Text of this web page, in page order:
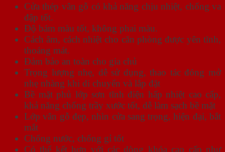
Cửa thép vân gỗ có khả năng chịu nhiệt, chống va
đập tốt.
Độ bám màu tốt, không phai màu.
Cách âm, cách nhiệt cho căn phòng được yên tĩnh,
thoáng mát.
Đảm bảo an toàn cho gia chủ
Trọng lượng nhẹ, dễ sử dụng, thao tác đóng mở
nhẹ nhàng khi di chuyển và lắp đặt
Bề mặt phủ lớp sơn tĩnh điện hấp nhiệt cao cấp,
khả năng chống trầy xước tốt, dễ làm sạch bề mặt
Lớp vân gỗ đẹp, nhìn cửa sang trọng, hiện đại, bắt
mắt
Chống nước, chống gỉ tốt
Có thể kết hợp với các dòng khóa cao cấp như